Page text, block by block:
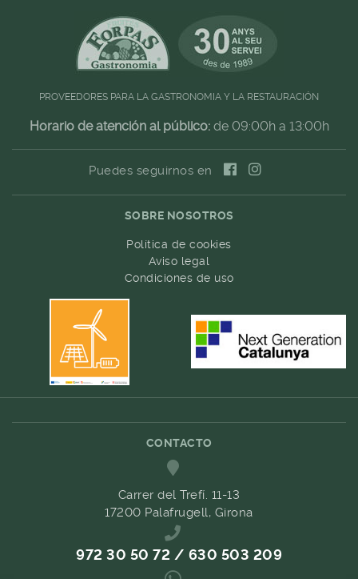
PROVEEDORES PARA LA GASTRONOMIA Y LA RESTAURACIÓN
Horario de atención al público:de 09:00h a 13:00h
Puedes seguirnos en
SOBRE NOSOTROS
Política de cookies
Aviso legal
Condiciones de uso
CONTACTO
Carrer del Trefí. 11-13
17200 Palafrugell, Girona
972 30 50 72 / 630 503 209